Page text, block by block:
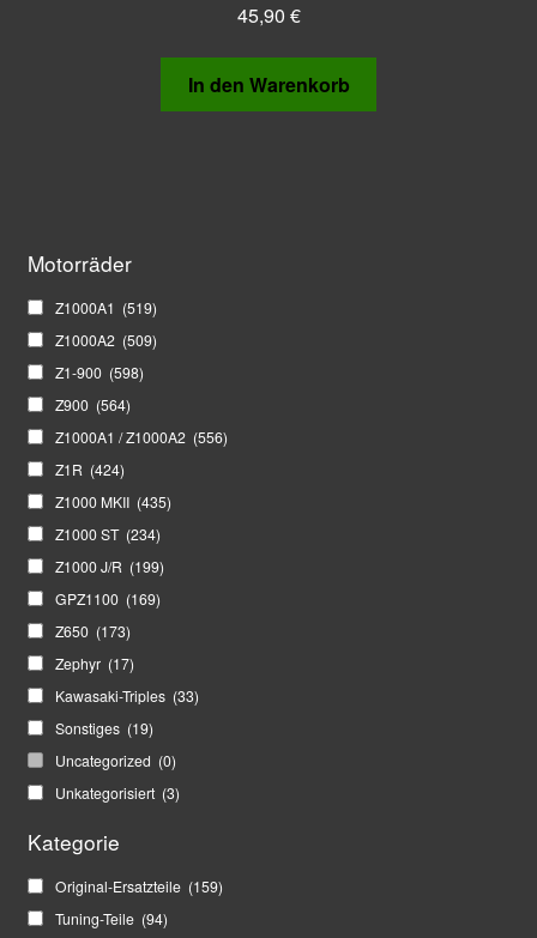
45,90 €
In den Warenkorb
Motorräder
Z1000A1 (519)
Z1000A2 (509)
Z1-900 (598)
Z900 (564)
Z1000A1 / Z1000A2 (556)
Z1R (424)
Z1000 MKII (435)
Z1000 ST (234)
Z1000 J/R (199)
GPZ1100 (169)
Z650 (173)
Zephyr (17)
Kawasaki-Triples (33)
Sonstiges (19)
Uncategorized (0)
Unkategorisiert (3)
Kategorie
Original-Ersatzteile (159)
Tuning-Teile (94)